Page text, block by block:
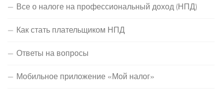
Все о налоге на профессиональный доход (НПД)
Как стать плательщиком НПД
Ответы на вопросы
Мобильное приложение «Мой налог»